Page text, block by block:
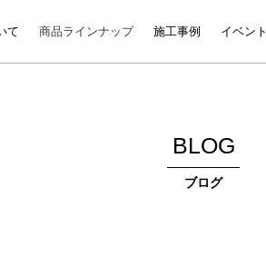
て 商品ラインナップ 施工事例 イベント
BLOG
ブログ